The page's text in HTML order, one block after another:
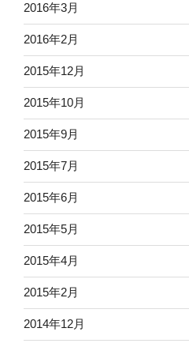
2016年3月
2016年2月
2015年12月
2015年10月
2015年9月
2015年7月
2015年6月
2015年5月
2015年4月
2015年2月
2014年12月